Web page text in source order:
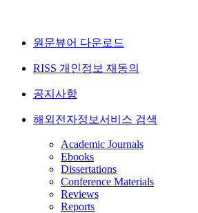
원문뷰어 다운로드
RISS 개인정보 재동의
공지사항
해외전자정보서비스 검색
Academic Journals
Ebooks
Dissertations
Conference Materials
Reviews
Reports